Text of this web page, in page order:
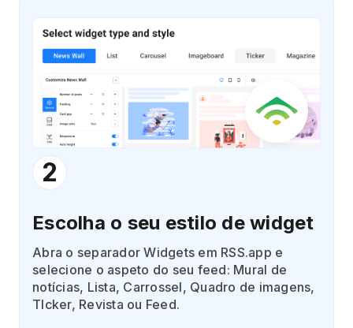
2
Escolha o seu estilo de widget
Abra o separador Widgets em RSS.app e
selecione o aspeto do seu feed: Mural de
notícias, Lista, Carrossel, Quadro de imagens,
TIcker, Revista ou Feed.